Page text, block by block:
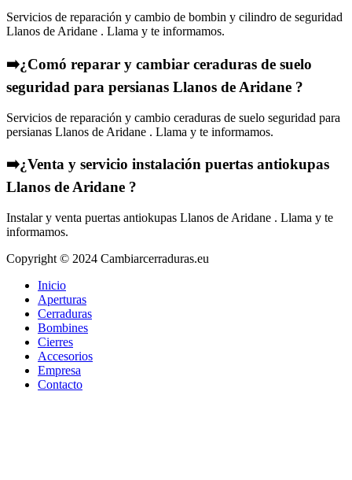
Servicios de reparación y cambio de bombin y cilindro de seguridad
Llanos de Aridane . Llama y te informamos.
➡️¿Comó reparar y cambiar ceraduras de suelo
seguridad para persianas Llanos de Aridane ?
Servicios de reparación y cambio ceraduras de suelo seguridad para
persianas Llanos de Aridane . Llama y te informamos.
➡️¿Venta y servicio instalación puertas antiokupas
Llanos de Aridane ?
Instalar y venta puertas antiokupas Llanos de Aridane . Llama y te
informamos.
Copyright © 2024 Cambiarcerraduras.eu
Inicio
Aperturas
Cerraduras
Bombines
Cierres
Accesorios
Empresa
Contacto